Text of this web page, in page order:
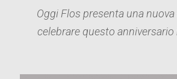
Oggi Flos presenta una
celebrare questo anniversario